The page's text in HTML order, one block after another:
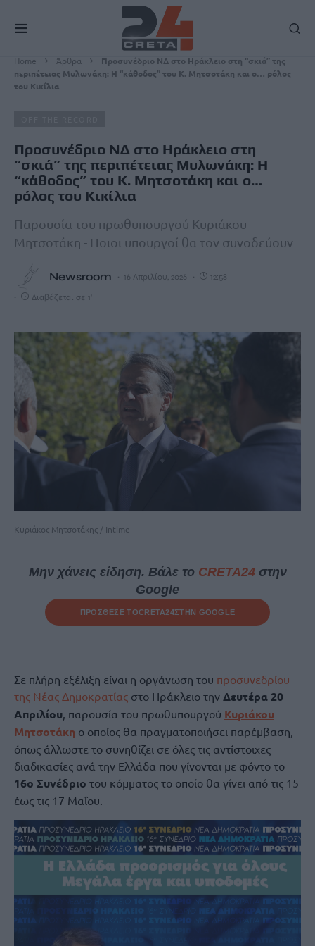
Home Άρθρα
Προσυνέδριο ΝΔ στο Ηράκλειο στη “σκιά” της
περιπέτειας Μυλωνάκη: Η “κάθοδος” του Κ. Μητσοτάκη και ο… ρόλος
του Κικίλια
Προσυνέδριο ΝΔ στο Ηράκλειο στη
“σκιά” της περιπέτειας Μυλωνάκη: Η
“κάθοδος” του Κ. Μητσοτάκη και ο…
ρόλος του Κικίλια
Παρουσία του πρωθυπουργού Κυριάκου
Μητσοτάκη - Ποιοι υπουργοί θα τον συνοδεύουν
Newsroom 16 Απριλίου, 2026 12:58
Διαβάζεται σε 1'
Κυριάκος Μητσοτάκης / Intime
Μην χάνεις είδηση. Βάλε το CRETA24στην
Google
ΠΡΟΣΘΕΣΕ ΤΟCRETA24ΣΤΗΝ GOOGLE
Σε πλήρη εξέλιξη είναι η οργάνωση του προσυνεδρίου
της Νέας Δημοκρατίας στο Ηράκλειο την Δευτέρα 20
Απριλίου, παρουσία του πρωθυπουργού Κυριάκου
Μητσοτάκη ο οποίος θα πραγματοποιήσει παρέμβαση,
όπως άλλωστε το συνηθίζει σε όλες τις αντίστοιχες
διαδικασίες ανά την Ελλάδα που γίνονται με φόντο το
16ο Συνέδριο του κόμματος το οποίο θα γίνει από τις 15
έως τις 17 Μαΐου.